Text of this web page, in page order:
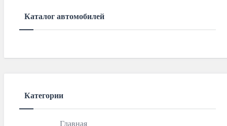
Каталог автомобилей
Категории
Главная